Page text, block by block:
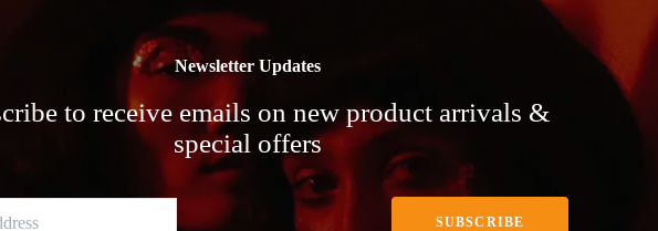
Newsletter Updates
to receive emails on new product arrivals &
special offers
SUBSCRIBE